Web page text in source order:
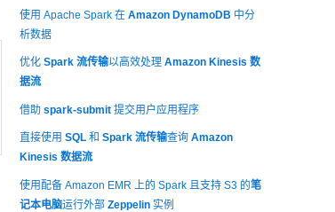
使用 Apache Spark 在Amazon DynamoDB 中分
析数据
优化Spark 流传输以高效处理Amazon Kinesis 数
据流
借助spark-submit 提交用户应用程序
直接使用SQL 和Spark 流传输查询Amazon
Kinesis 数据流
使用配备 Amazon EMR 上的 Spark 且支持 S3 的笔
记本电脑运行外部Zeppelin 实例